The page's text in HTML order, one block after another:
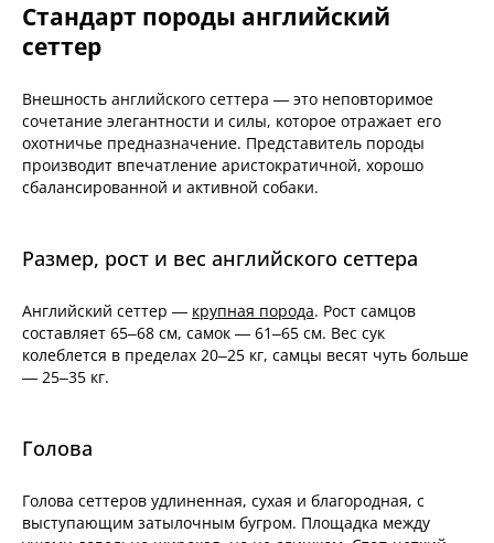
Стандарт породы английский
сеттер
Внешность английского сеттера — это неповторимое
сочетание элегантности и силы, которое отражает его
охотничье предназначение. Представитель породы
производит впечатление аристократичной, хорошо
сбалансированной и активной собаки.
Размер, рост и вес английского сеттера
Английский сеттер — крупная порода. Рост самцов
составляет 65–68 см, самок — 61–65 см. Вес сук
колеблется в пределах 20–25 кг, самцы весят чуть больше
— 25–35 кг.
Голова
Голова сеттеров удлиненная, сухая и благородная, с
выступающим затылочным бугром. Площадка между